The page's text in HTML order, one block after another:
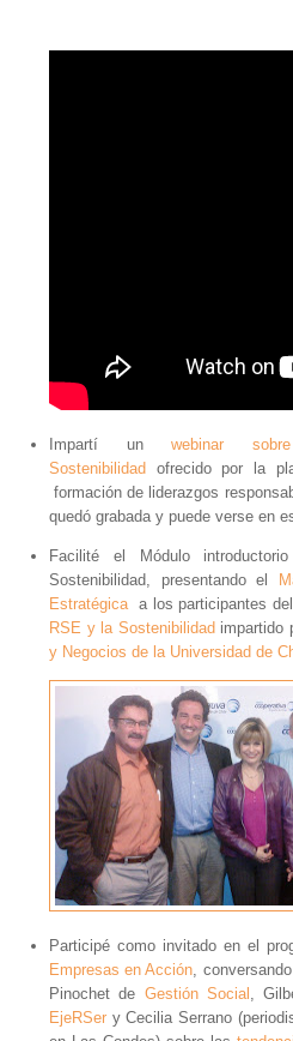
Impartí un webinar
Sostenibilidad ofrecido por la
formación de liderazgos
quedó grabada y puede verse en
Facilité el Módulo
Sostenibilidad, presentando el
Estratégica a los participantes del
RSE y la Sostenibilidadimpartido
y Negocios de la Universidad de
Participé como invitado en el
Empresas en Acción ,
Pinochet de Gestión Social ,
EjeRSer y Cecilia Serrano